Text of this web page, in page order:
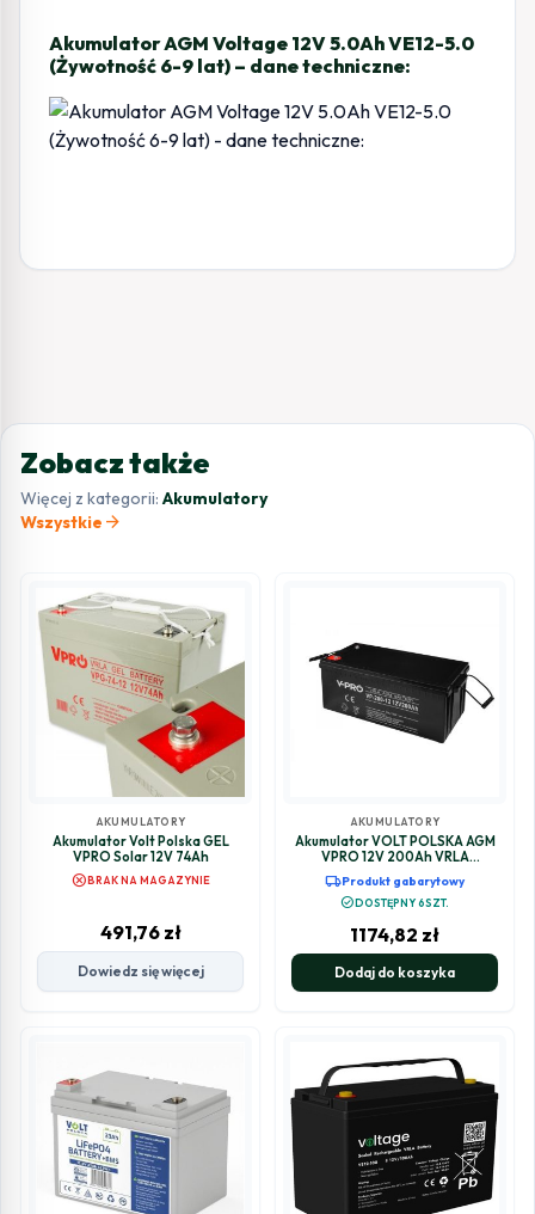
Akumulator AGM Voltage 12V 5.0Ah VE12-5.0
(Żywotność 6-9 lat) – dane techniczne:
Zobacz także
Więcej z kategorii: Akumulatory
Wszystkie arrow_forward
AKUMULATORY
Akumulator Volt Polska GEL
VPRO Solar 12V 74Ah
cancelBRAK NA MAGAZYNIE
491,76 zł
Dowiedz się więcej
AKUMULATORY
Akumulator VOLT POLSKA AGM
VPRO 12V 200Ah VRLA
local_shippingProdukt gabarytowy
check_circleDOSTĘPNY 6SZT.
1174,82 zł
Dodaj do koszyka